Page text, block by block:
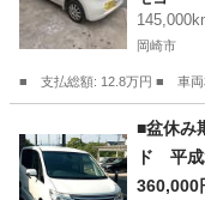
岡崎市
■ 支払総額: 12.8万円 ■ 車
モコ
■盆休み
ド 平
レクプ
360,000